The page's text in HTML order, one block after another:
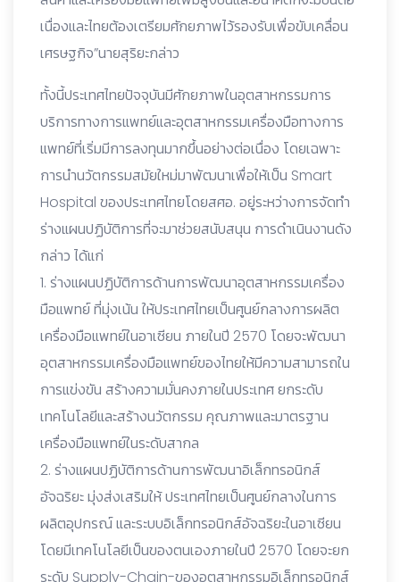
เนื่องและไทยต้องเตรียมศักยภาพไว้รองรับเพื่อขับเคลื่อน
เศรษฐกิจ”นายสุริยะกล่าว
ทั้งนี้ประเทศไทยปัจจุบันมีศักยภาพในอุตสาหกรรมการ
บริการทางการแพทย์และอุตสาหกรรมเครื่องมือทางการ
แพทย์ที่เริ่มมีการลงทุนมากขึ้นอย่างต่อเนื่อง โดยเฉพาะ
การนำนวัตกรรมสมัยใหม่มาพัฒนาเพื่อให้เป็น Smart
Hospital ของประเทศไทยโดยสศอ. อยู่ระหว่างการจัดทำ
ร่างแผนปฏิบัติการที่จะมาช่วยสนับสนุน การดำเนินงานดัง
กล่าว ได้แก่
1. ร่างแผนปฏิบัติการด้านการพัฒนาอุตสาหกรรมเครื่อง
มือแพทย์ ที่มุ่งเน้น ให้ประเทศไทยเป็นศูนย์กลางการผลิต
เครื่องมือแพทย์ในอาเซียน ภายในปี 2570 โดยจะพัฒนา
อุตสาหกรรมเครื่องมือแพทย์ของไทยให้มีความสามารถใน
การแข่งขัน สร้างความมั่นคงภายในประเทศ ยกระดับ
เทคโนโลยีและสร้างนวัตกรรม คุณภาพและมาตรฐาน
เครื่องมือแพทย์ในระดับสากล
2. ร่างแผนปฏิบัติการด้านการพัฒนาอิเล็กทรอนิกส์
อัจฉริยะ มุ่งส่งเสริมให้ ประเทศไทยเป็นศูนย์กลางในการ
ผลิตอุปกรณ์ และระบบอิเล็กทรอนิกส์อัจฉริยะในอาเซียน
โดยมีเทคโนโลยีเป็นของตนเองภายในปี 2570 โดยจะยก
ระดับ Supply-Chain-ของอุตสาหกรรมอิเล็กทรอนิกส์